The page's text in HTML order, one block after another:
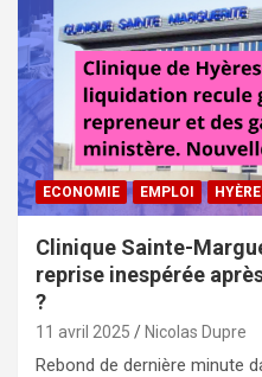
ECONOMIE EMPLOI
Clinique Sainte-
reprise inespérée
?
11 avril 2025 Nicolas Dupre
Rebond de dernière minute